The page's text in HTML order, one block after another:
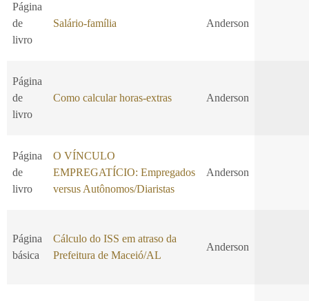
Página
de
livro
Salário-família Anderson
Página
de
livro
Como calcular horas-extras Anderson
Página
de
livro
O VÍNCULO
EMPREGATÍCIO: Empregados
versus Autônomos/Diaristas
Anderson
Página
básica
Cálculo do ISS em atraso da
Prefeitura de Maceió/AL
Anderson